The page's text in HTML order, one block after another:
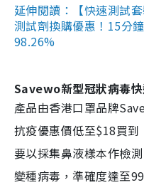
延伸閱讀：【快速測試
測試劑換購優惠！15分
98.26%
Savewo新型冠狀病毒
產品由香港口罩品牌
抗疫優惠價低至$18買到
要以採集鼻液樣本作檢
變種病毒，準確度達至